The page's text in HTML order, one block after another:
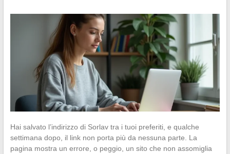
Hai salvato l’indirizzo di Sorlav tra i tuoi preferiti, e qualche
settimana dopo, il link non porta più da nessuna parte. La
pagina mostra un errore, o peggio, un sito che non assomiglia